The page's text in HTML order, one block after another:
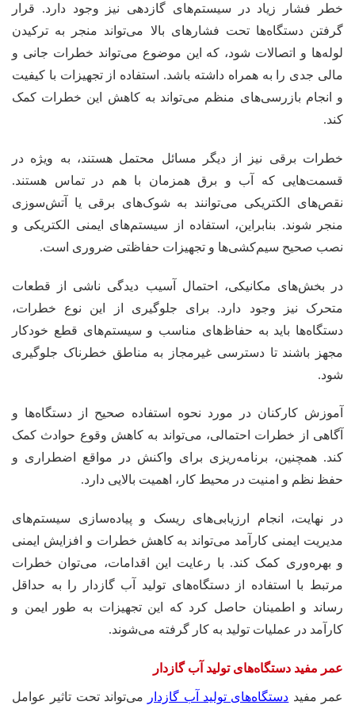
خطر فشار زیاد در سیستم‌های گازدهی نیز وجود دارد. قرار
گرفتن دستگاه‌ها تحت فشارهای بالا می‌تواند منجر به ترکیدن
لوله‌ها و اتصالات شود، که این موضوع می‌تواند خطرات جانی و
مالی جدی را به همراه داشته باشد. استفاده از تجهیزات با کیفیت
و انجام بازرسی‌های منظم می‌تواند به کاهش این خطرات کمک
کند.
خطرات برقی نیز از دیگر مسائل محتمل هستند، به ویژه در
قسمت‌هایی که آب و برق همزمان با هم در تماس هستند.
نقص‌های الکتریکی می‌توانند به شوک‌های برقی یا آتش‌سوزی
منجر شوند. بنابراین، استفاده از سیستم‌های ایمنی الکتریکی و
نصب صحیح سیم‌کشی‌ها و تجهیزات حفاظتی ضروری است.
در بخش‌های مکانیکی، احتمال آسیب دیدگی ناشی از قطعات
متحرک نیز وجود دارد. برای جلوگیری از این نوع خطرات،
دستگاه‌ها باید به حفاظ‌های مناسب و سیستم‌های قطع خودکار
مجهز باشند تا دسترسی غیرمجاز به مناطق خطرناک جلوگیری
شود.
آموزش کارکنان در مورد نحوه استفاده صحیح از دستگاه‌ها و
آگاهی از خطرات احتمالی، می‌تواند به کاهش وقوع حوادث کمک
کند. همچنین، برنامه‌ریزی برای واکنش در مواقع اضطراری و
حفظ نظم و امنیت در محیط کار، اهمیت بالایی دارد.
در نهایت، انجام ارزیابی‌های ریسک و پیاده‌سازی سیستم‌های
مدیریت ایمنی کارآمد می‌تواند به کاهش خطرات و افزایش ایمنی
و بهره‌وری کمک کند. با رعایت این اقدامات، می‌توان خطرات
مرتبط با استفاده از دستگاه‌های تولید آب گازدار را به حداقل
رساند و اطمینان حاصل کرد که این تجهیزات به طور ایمن و
کارآمد در عملیات تولید به کار گرفته می‌شوند.
عمر مفید دستگاه‌های تولید آب گازدار
عمر مفید دستگاه‌های تولید آب گازدار
می‌تواند تحت تاثیر عوامل